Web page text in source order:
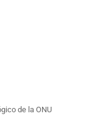
de la ONU